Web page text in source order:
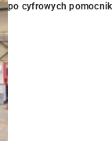
po cyfrowych